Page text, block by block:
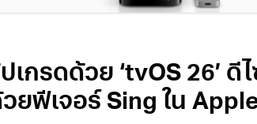
เกรดด้วย ‘tvOS 26’ ดี
วยฟีเจอร์ Sing ใน